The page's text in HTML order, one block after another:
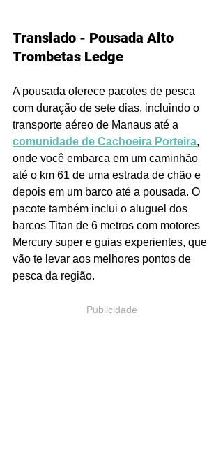
Translado - Pousada Alto
Trombetas Ledge
A pousada oferece pacotes de pesca
com duração de sete dias, incluindo o
transporte aéreo de Manaus até a
comunidade de Cachoeira Porteira,
onde você embarca em um caminhão
até o km 61 de uma estrada de chão e
depois em um barco até a pousada. O
pacote também inclui o aluguel dos
barcos Titan de 6 metros com motores
Mercury super e guias experientes, que
vão te levar aos melhores pontos de
pesca da região.
Publicidade